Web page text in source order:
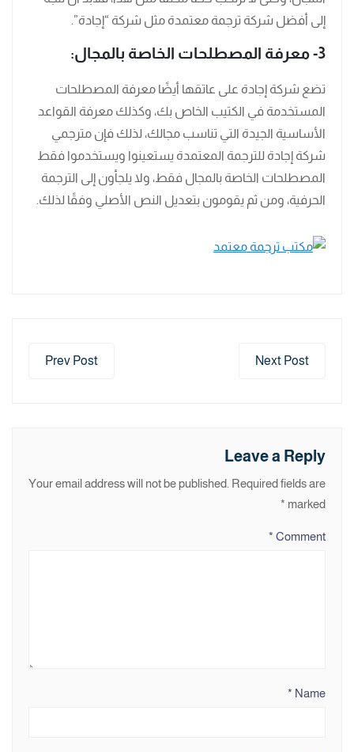
إلى أفضل شركة ترجمة معتمدة مثل شركة “إجادة”.
3- معرفة المصطلحات الخاصة بالمجال:
تضع شركة إجادة على عاتقها أيضًا معرفة المصطلحات
المستخدمة في الكتيب الخاص بك، وكذلك معرفة القواعد
الأساسية الجيدة التي تناسب مجالك، لذلك فإن مترجمي
شركة إجادة للترجمة المعتمدة يستعينوا ويستخدموا فقط
المصطلحات الخاصة بالمجال فقط، ولا يلجأون إلى الترجمة
الحرفية، ومن ثم يقومون بتعديل النص الأصلي وفقًا لذلك.
Prev Post Next Post
Leave a Reply
Your email address will not be published. Required fields are
marked
*
Comment
*
Name
*